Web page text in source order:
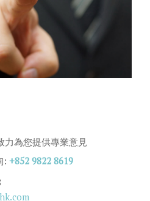
力為您提供專業意見
: +852 9822 8619